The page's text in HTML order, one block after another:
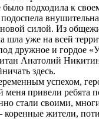
было подходила к
новой силой. Из
уже на всей
дружное и гордое
Анатолий
здесь.
успехом,
привели ребята
стали своими,
жители,